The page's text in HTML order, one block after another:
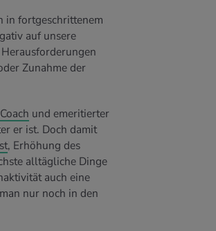
in fortgeschrittenem
auf unsere
Zunahme der
und emeritierter
er ist. Doch damit
, Erhöhung des
alltägliche Dinge
auch eine
nur noch in den